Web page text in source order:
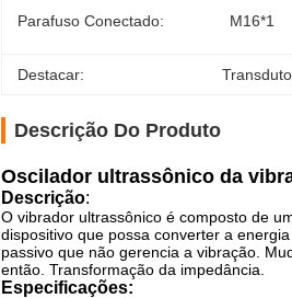
Parafuso Conectado: M16*1
Destacar:
Descrição Do Produto
Oscilador ultrassônico da
Descrição:
O vibrador ultrassônico é composto de
dispositivo que possa converter a
passivo que não gerencia a vibração.
então. Transformação da impedância.
Especificações: